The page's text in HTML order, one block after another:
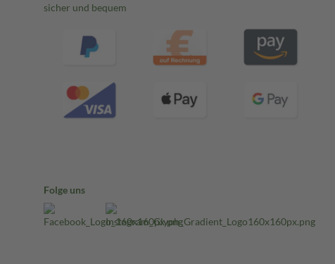
sicher und bequem
Folge uns